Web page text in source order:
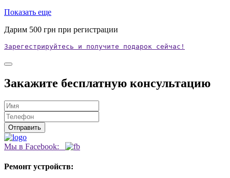
Показать еще
Дарим 500 грн при регистрации
Зарегестрируйтесь и получите подарок сейчас!
Закажите бесплатную консультацию
Мы в Facebook:
Ремонт устройств: